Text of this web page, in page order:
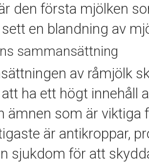
den första mjölken
en blandning av
sammansättning
av råmjölk
ha ett högt innehåll
ämnen som är viktiga
är antikroppar,
sjukdom för att